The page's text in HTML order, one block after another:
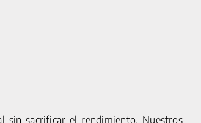
sin sacrificar el rendimiento. Nuestros